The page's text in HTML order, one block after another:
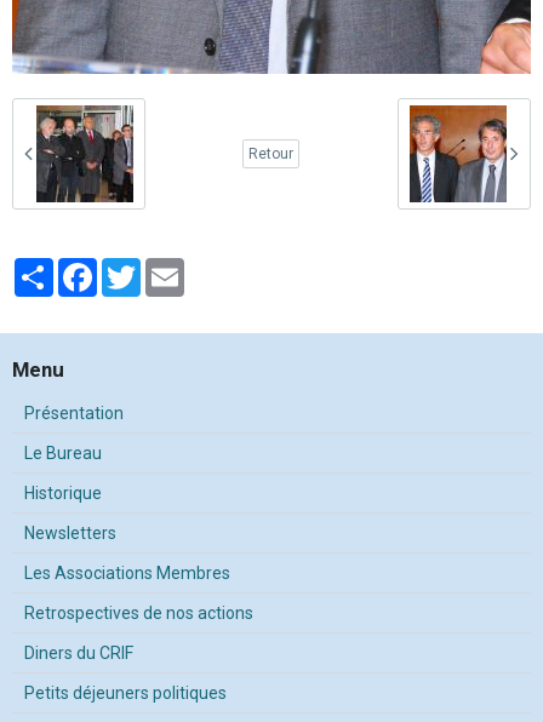
Retour
PartagerFacebook
Twitter
Menu
Présentation
Le Bureau
Historique
Newsletters
Les Associations Membres
Retrospectives de nos actions
Diners du CRIF
Petits déjeuners politiques